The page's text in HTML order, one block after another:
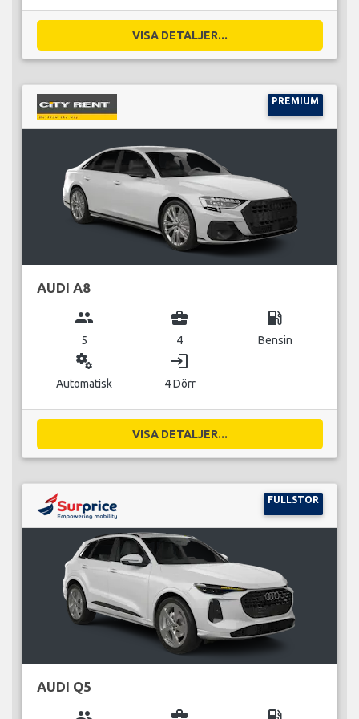
VISA DETALJER...
PREMIUM
AUDI A8
group
5
business_center
4
local_gas_station
Bensin
miscellaneous_services
Automatisk
login
4 Dörr
VISA DETALJER...
FULLSTOR
AUDI Q5